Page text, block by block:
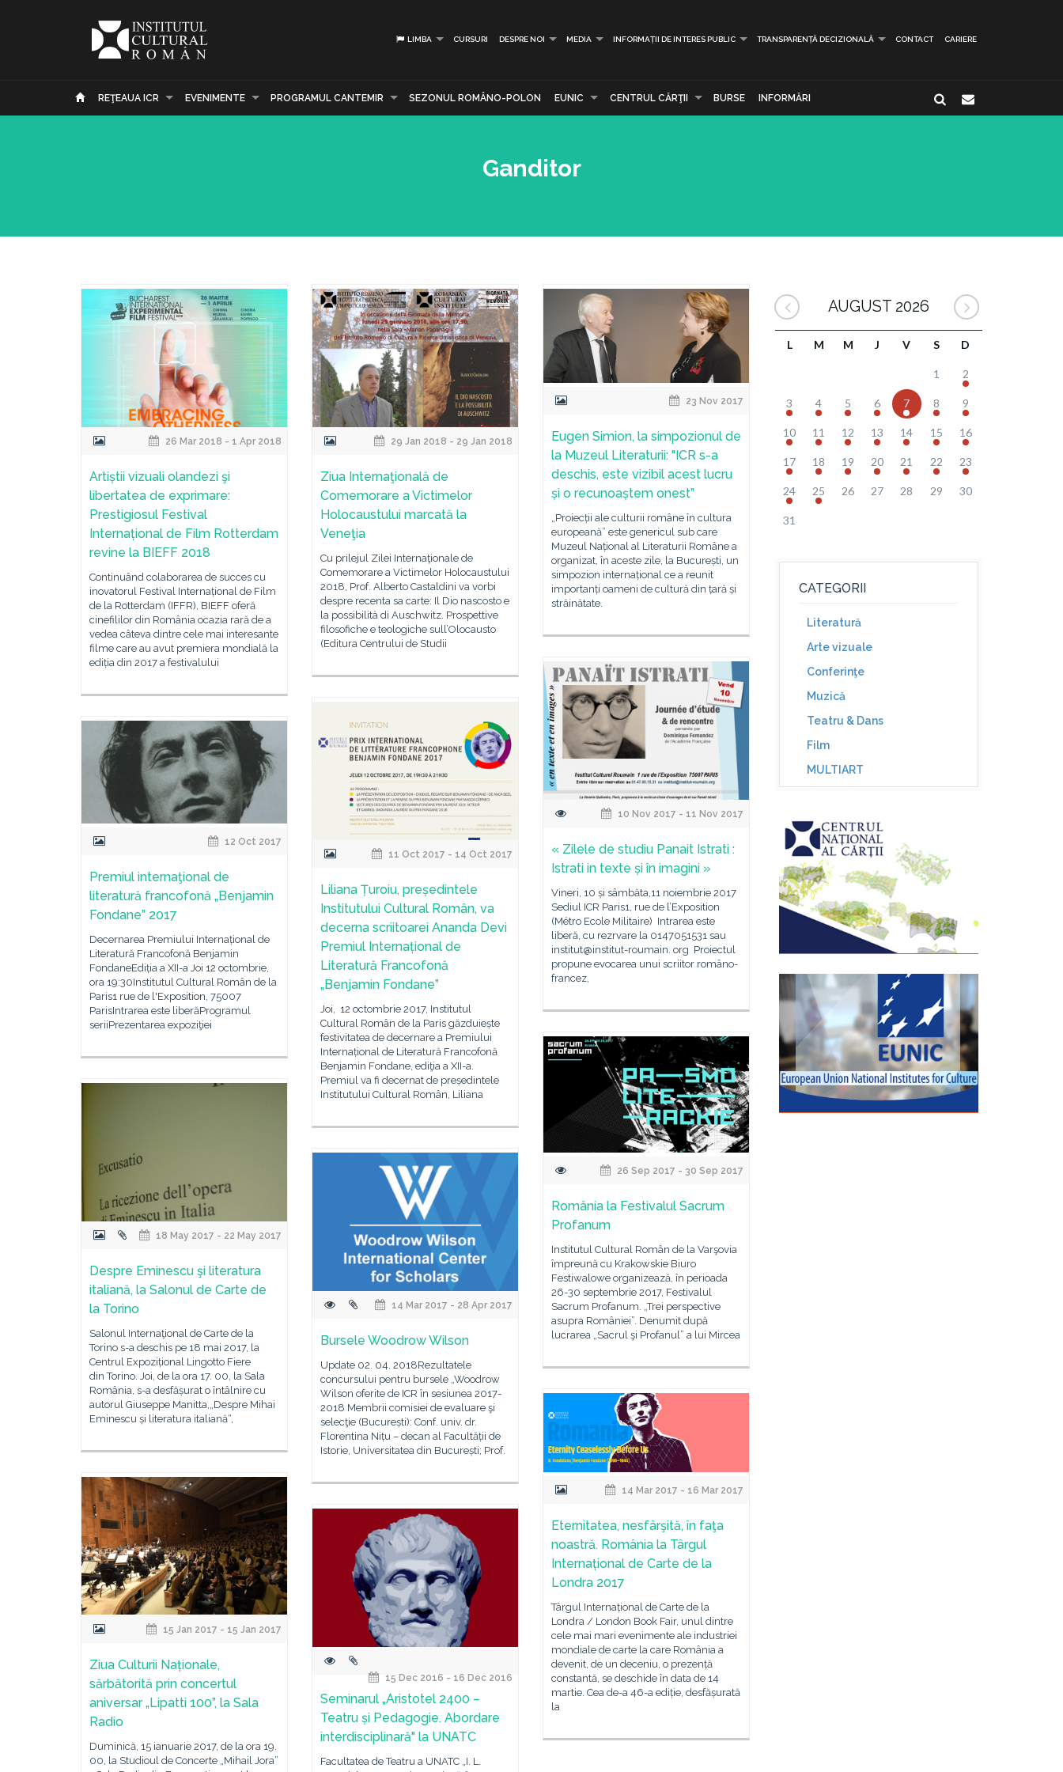
LIMBA CURSURI DESPRE NOI MEDIA INFORMAȚII DE INTERES PUBLIC TRANSPARENȚĂ DECIZIONALĂ CONTACT CARIERE
REŢEAUA ICR EVENIMENTE PROGRAMUL CANTEMIR SEZONUL ROMÂNO-POLON EUNIC CENTRUL CĂRŢII BURSE INFORMĂRI
Ganditor
26 Mar 2018 - 1 Apr 2018
Artiștii vizuali olandezi şi
libertatea de exprimare:
Prestigiosul Festival
Internațional de Film Rotterdam
revine la BIEFF 2018
Continuând colaborarea de succes cu
inovatorul Festival Internațional de Film
de la Rotterdam (IFFR), BIEFF oferă
cinefililor din România ocazia rară de a
vedea câteva dintre cele mai interesante
filme care au avut premiera mondială la
ediția din 2017 a festivalului
29 Jan 2018 - 29 Jan 2018
Ziua Internaţională de
Comemorare a Victimelor
Holocaustului marcată la
Veneţia
Cu prilejul Zilei Internaţionale de
Comemorare a Victimelor Holocaustului
2018, Prof. Alberto Castaldini va vorbi
despre recenta sa carte: Il Dio nascosto e
la possibilità di Auschwitz. Prospettive
filosofiche e teologiche sull’Olocausto
(Editura Centrului de Studii
23 Nov 2017
Eugen Simion, la simpozionul de
la Muzeul Literaturii: "ICR s-a
deschis, este vizibil acest lucru
și o recunoaștem onest”
„Proiecții ale culturii române în cultura
europeană” este genericul sub care
Muzeul Național al Literaturii Române a
organizat, în aceste zile, la București, un
simpozion internațional ce a reunit
importanți oameni de cultură din țară și
străinătate.
10 Nov 2017 - 11 Nov 2017
« Zilele de studiu Panait Istrati :
Istrati in texte și în imagini »
Vineri, 10 și sâmbăta,11 noiembrie 2017
Sediul ICR Paris1, rue de l’Exposition
(Métro Ecole Militaire) Intrarea este
liberă, cu rezrvare la 0147051531 sau
institut@institut-roumain. org Proiectul
propune evocarea unui scriitor româno-
francez,
11 Oct 2017 - 14 Oct 2017
Liliana Țuroiu, președintele
Institutului Cultural Român, va
decerna scriitoarei Ananda Devi
Premiul Internațional de
Literatură Francofonă
„Benjamin Fondane”
Joi, 12 octombrie 2017, Institutul
Cultural Român de la Paris găzduiește
festivitatea de decernare a Premiului
Internațional de Literatură Francofonă
Benjamin Fondane, ediţia a XII-a.
Premiul va fi decernat de președintele
Institutului Cultural Român, Liliana
12 Oct 2017
Premiul internaţional de
literatură francofonă „Benjamin
Fondane” 2017
Decernarea Premiului Internațional de
Literatură Francofonă Benjamin
FondaneEdiția a XII-a Joi 12 octombrie,
ora 19:30Institutul Cultural Român de la
Paris1 rue de l'Exposition, 75007
ParisIntrarea este liberăProgramul
seriiPrezentarea expoziţiei
26 Sep 2017 - 30 Sep 2017
România la Festivalul Sacrum
Profanum
Institutul Cultural Român de la Varşovia
împreună cu Krakowskie Biuro
Festiwalowe organizează, în perioada
26-30 septembrie 2017, Festivalul
Sacrum Profanum. „Trei perspective
asupra României”. Denumit după
lucrarea „Sacrul şi Profanul” a lui Mircea
18 May 2017 - 22 May 2017
Despre Eminescu şi literatura
italiană, la Salonul de Carte de
la Torino
Salonul Internaţional de Carte de la
Torino s-a deschis pe 18 mai 2017, la
Centrul Expozițional Lingotto Fiere
din Torino. Joi, de la ora 17. 00, la Sala
România, s-a desfășurat o întâlnire cu
autorul Giuseppe Manitta,„Despre Mihai
Eminescu și literatura italiană“,
14 Mar 2017 - 28 Apr 2017
Bursele Woodrow Wilson
Update 02. 04. 2018Rezultatele
concursului pentru bursele „Woodrow
Wilson oferite de ICR în sesiunea 2017-
2018 Membrii comisiei de evaluare şi
selecţie (București): Conf. univ. dr.
Florentina Nițu – decan al Facultății de
Istorie, Universitatea din București; Prof.
14 Mar 2017 - 16 Mar 2017
Eternitatea, nesfârşită, în faţa
noastră. România la Târgul
Internațional de Carte de la
Londra 2017
Târgul Internațional de Carte de la
Londra / London Book Fair, unul dintre
cele mai mari evenimente ale industriei
mondiale de carte la care România a
devenit, de un deceniu, o prezență
constantă, se deschide în data de 14
martie. Cea de-a 46-a ediție, desfășurată
la
15 Jan 2017 - 15 Jan 2017
Ziua Culturii Naționale,
sărbătorită prin concertul
aniversar „Lipatti 100”, la Sala
Radio
Duminică, 15 ianuarie 2017, de la ora 19.
00, la Studioul de Concerte „Mihail Jora”
15 Dec 2016 - 16 Dec 2016
Seminarul „Aristotel 2400 –
Teatru și Pedagogie. Abordare
interdisciplinară" la UNATC
Facultatea de Teatru a UNATC „I. L.
AUGUST 2026
L M M J V S D
1 2
3 4 5 6 7 8 9
10 11 12 13 14 15 16
17 18 19 20 21 22 23
24 25 26 27 28 29 30
31
CATEGORII
Literatură
Arte vizuale
Conferinţe
Muzică
Teatru & Dans
Film
MULTIART